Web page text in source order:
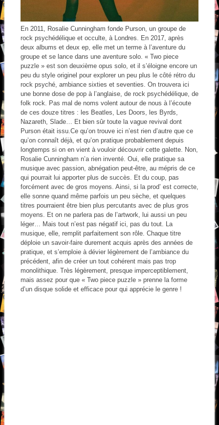
En 2011, Rosalie Cunningham fonde Purson, un groupe de
rock psychédélique et occulte, à Londres. En 2017, après
deux albums et deux ep, elle met un terme à l’aventure du
groupe et se lance dans une aventure solo. « Two piece
puzzle » est son deuxième opus solo, et il s’éloigne encore un
peu du style originel pour explorer un peu plus le côté rétro du
rock psyché, ambiance sixties et seventies. On trouvera ici
une bonne dose de pop à l’anglaise, de rock psychédélique, de
folk rock. Pas mal de noms volent autour de nous à l’écoute
de ces douze titres : les Beatles, Les Doors, les Byrds,
Nazareth, Slade… Et bien sûr toute la vague revival dont
Purson était issu.Ce qu’on trouve ici n’est rien d’autre que ce
qu’on connaît déjà, et qu’on pratique probablement depuis
longtemps si on en vient à vouloir découvrir cette galette. Non,
Rosalie Cunningham n’a rien inventé. Oui, elle pratique sa
musique avec passion, abnégation peut-être, au mépris de ce
qui pourrait lui apporter plus de succès. Et du coup, pas
forcément avec de gros moyens. Ainsi, si la prod’ est correcte,
elle sonne quand même parfois un peu sèche, et quelques
titres pourraient être bien plus percutants avec de plus gros
moyens. Et on ne parlera pas de l’artwork, lui aussi un peu
léger… Mais tout n’est pas négatif ici, pas du tout. La
musique, elle, remplit parfaitement son rôle. Chaque titre
déploie un savoir-faire durement acquis après des années de
pratique, et s’emploie à dévier légèrement de l’ambiance du
précédent, afin de créer un tout cohérent mais pas trop
monolithique. Très légèrement, presque imperceptiblement,
mais assez pour que « Two piece puzzle » prenne la forme
d’un disque solide et efficace pour qui apprécie le genre !